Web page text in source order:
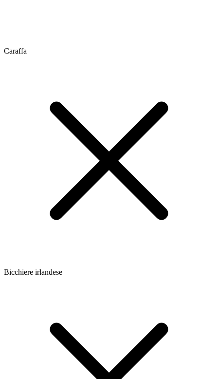
Caraffa
Bicchiere irlandese